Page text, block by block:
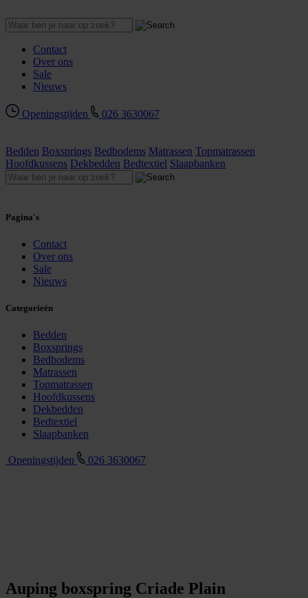
Contact
Over ons
Sale
Nieuws
Openingstijden 026 3630067
Bedden Boxsprings Bedbodems Matrassen Topmatrassen
Hoofdkussens Dekbedden Bedtextiel Slaapbanken
Pagina's
Contact
Over ons
Sale
Nieuws
Categorieën
Bedden
Boxsprings
Bedbodems
Matrassen
Topmatrassen
Hoofdkussens
Dekbedden
Bedtextiel
Slaapbanken
Openingstijden 026 3630067
Auping boxspring Criade Plain